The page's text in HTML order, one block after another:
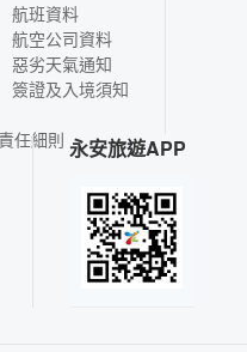
航班資料
航空公司資料
惡劣天氣通知
簽證及入境須知
任細則 永安旅遊APP